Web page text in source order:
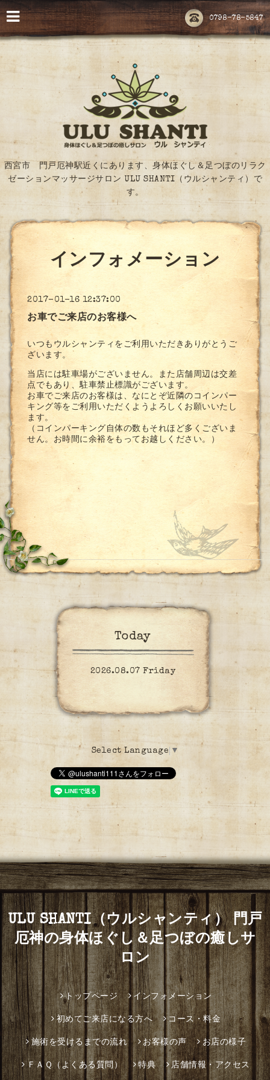
0798-78-5847
西宮市 門戸厄神駅近くにあります、身体ほぐし＆足つぼのリラク
ゼーションマッサージサロン ULU SHANTI（ウルシャンティ）で
す。
インフォメーション
2017-01-16 12:37:00
お車でご来店のお客様へ
いつもウルシャンティをご利用いただきありがとうご
ざいます。
当店には駐車場がございません。また店舗周辺は交差
点でもあり、駐車禁止標識がございます。
お車でご来店のお客様は、なにとぞ近隣のコインパー
キング等をご利用いただくようよろしくお願いいたし
ます。
（コインパーキング自体の数もそれほど多くございま
せん。お時間に余裕をもってお越しください。）
Today
2026.08.07 Friday
Select Language ▼
ULU SHANTI（ウルシャンティ） 門戸
厄神の身体ほぐし＆足つぼの癒しサ
ロン
トップページ インフォメーション
初めてご来店になる方へ コース・料金
施術を受けるまでの流れ お客様の声 お店の様子
ＦＡＱ（よくある質問） 特典 店舗情報・アクセス